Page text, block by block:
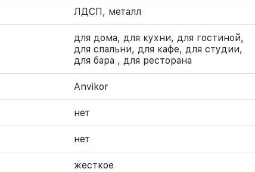
ЛДСП, металл
для дома, для кухни, для гостиной,
для спальни, для кафе, для студии,
для бара , для ресторана
Anvikor
нет
нет
жесткое